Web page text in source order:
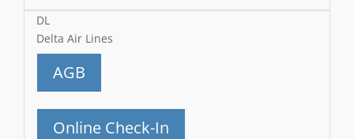
DL
Delta Air Lines
AGB
Online Check-In